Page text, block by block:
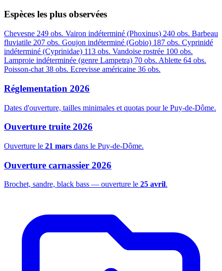
Espèces les plus observées
Chevesne 249 obs. Vairon indéterminé (Phoxinus) 240 obs. Barbeau
fluviatile 207 obs. Goujon indéterminé (Gobio) 187 obs. Cyprinidé
indéterminé (Cyprinidae) 113 obs. Vandoise rostrée 100 obs.
Lamproie indéterminée (genre Lampetra) 70 obs. Ablette 64 obs.
Poisson-chat 38 obs. Ecrevisse américaine 36 obs.
Réglementation 2026
Dates d'ouverture, tailles minimales et quotas pour le Puy-de-Dôme.
Ouverture truite 2026
Ouverture le 21 mars dans le Puy-de-Dôme.
Ouverture carnassier 2026
Brochet, sandre, black bass — ouverture le 25 avril.